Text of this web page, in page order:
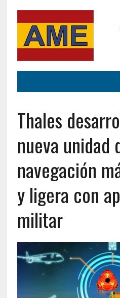
Thales
nueva unidad
navegación
y ligera con
militar